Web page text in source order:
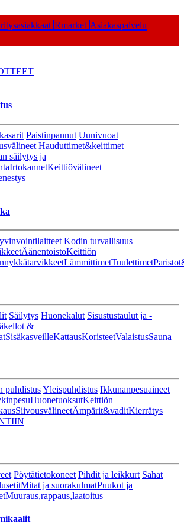
Rmarket Asiakaspalvelu
Paistinpannut Uunivuoat
Hauduttimet&keittimet
säilytys ja
IrtokannetKeittiövälineet
Kodin turvallisuus
ÄänentoistoKeittiön
LämmittimetTuulettimet
Säilytys Huonekalut Sisustustaulut ja -
&
SisäkasveilleKattausKoristeetValaistusSauna
puhdistusYleispuhdistus Ikkunanpesuaineet
HuonetuoksutKeittiön
SiivousvälineetÄmpärit&vaditKierrätys
Pöytätietokoneet Pihdit ja leikkurt Sahat
Mitat ja suorakulmatPuukot ja
Muuraus,rappaus,laatoitus